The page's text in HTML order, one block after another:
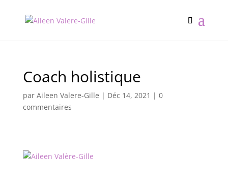
Coach holistique
par Aileen Valere-Gille | Déc 14, 2021 | 0
commentaires